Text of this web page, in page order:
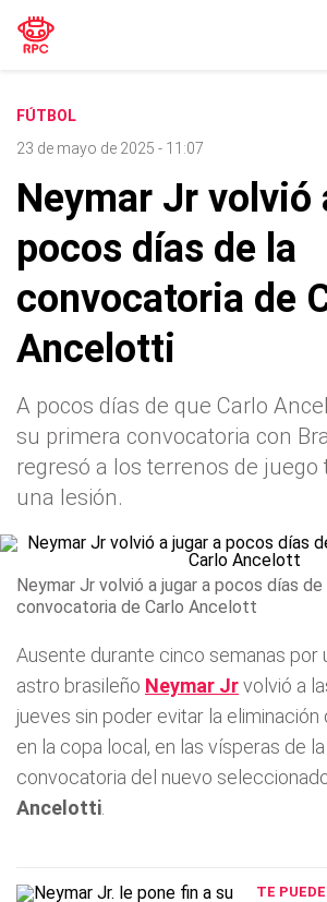
FÚTBOL
23 de mayo de 2025 - 11:07
Neymar Jr volvió
pocos días de la
convocatoria de
Ancelotti
A pocos días de que Carlo
su primera convocatoria con
regresó a los terrenos de juego
una lesión.
Neymar Jr volvió a jugar a pocos días de
convocatoria de Carlo Ancelott
Ausente durante cinco semanas por
astro brasileño Neymar Jrvolvió a
jueves sin poder evitar la eliminación
en la copa local, en las vísperas de
convocatoria del nuevo
Ancelotti
TE